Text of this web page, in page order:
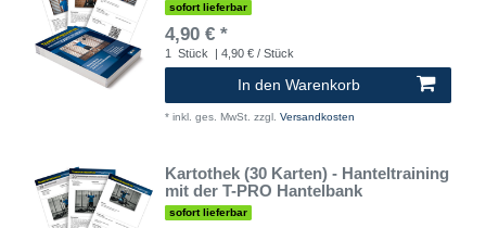
sofort lieferbar
4,90 € *
1 Stück | 4,90 € / Stück
In den Warenkorb
* inkl. ges. MwSt. zzgl. Versandkosten
Kartothek (30 Karten) - Hanteltraining
mit der T-PRO Hantelbank
sofort lieferbar